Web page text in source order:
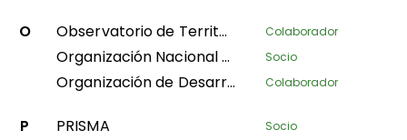
O Observatorio de Territorios Étnicos y Campesinos Colaborador
Organización Nacional de Mujeres Indígenas Andinas y Amazónicas del Perú Socio
Organización de Desarrollo Étnico Comunitario Colaborador
P PRISMA Socio